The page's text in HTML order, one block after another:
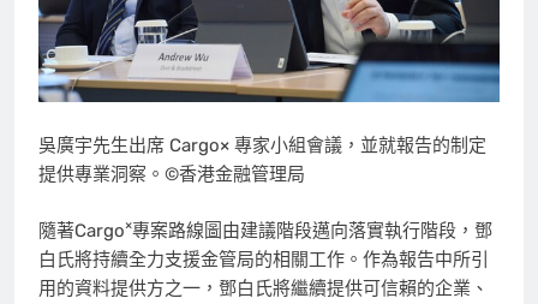
吳廣宇先生出席 Cargo× 專家小組會議，並就報告的制定
提供專業洞察。©香港金融管理局
隨著Cargo×專案路線圖由建議階段邁向落實執行階段，鄧
白氏將持續全力支援金管局的相關工作。作為報告中所引
用的資料提供方之一，鄧白氏將繼續提供可信賴的企業、